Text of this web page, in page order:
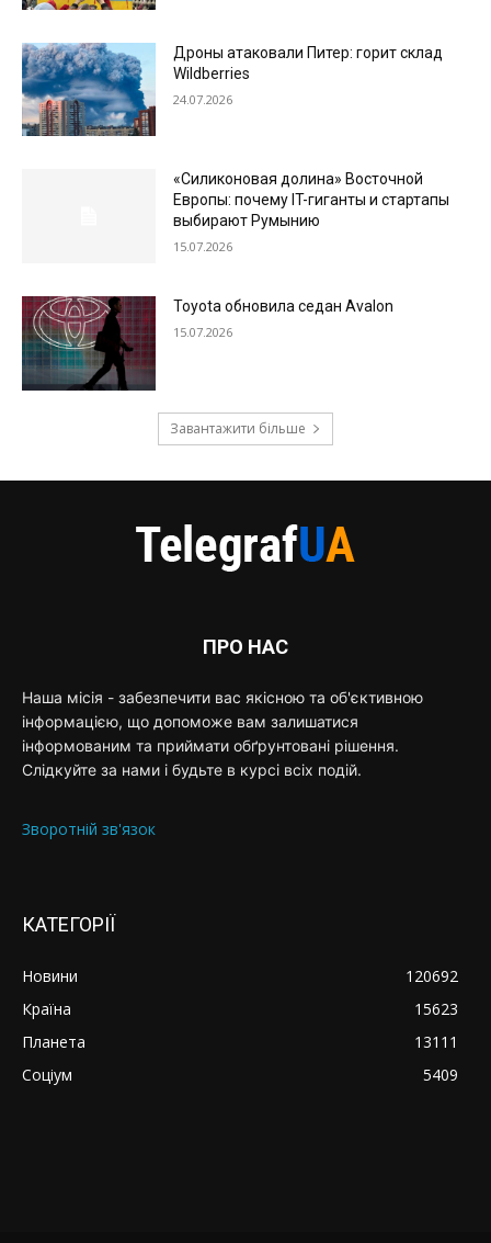
Дроны атаковали Питер: горит склад
Wildberries
24.07.2026
«Силиконовая долина» Восточной
Европы: почему IT-гиганты и стартапы
выбирают Румынию
15.07.2026
Toyota обновила седан Avalon
15.07.2026
Завантажити більше
ПРО НАС
Наша місія - забезпечити вас якісною та об'єктивною
інформацією, що допоможе вам залишатися
інформованим та приймати обґрунтовані рішення.
Слідкуйте за нами і будьте в курсі всіх подій.
Зворотній зв'язок
КАТЕГОРІЇ
Новини
120692
Країна
15623
Планета
13111
Соціум
5409